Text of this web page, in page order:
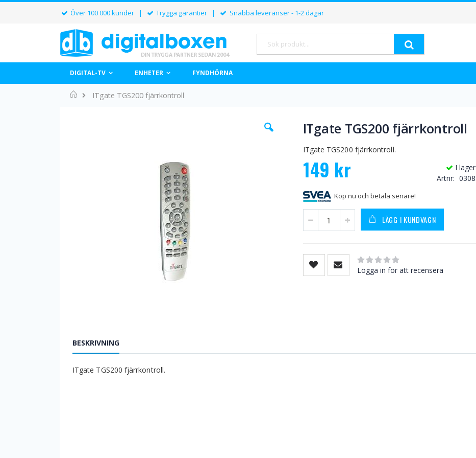
Över 100 000 kunder | Trygga garantier | Snabba leveranser - 1-2 dagarHoppa
innehållet
DIGITAL-TV ENHETER FYNDHÖRNA
Home
ITgate TGS200 fjärrkontroll
ITgate TGS200 fjärrkontroll
ITgate TGS200 fjärrkontroll.
149 kr
I lager
Artnr
0308
Köp nu och betala senare!
LÄGG I KUNDVAGN
Rating:
0% of100
Logga in för att recensera
bildgalleriet
BESKRIVNING
ITgate TGS200 fjärrkontroll.